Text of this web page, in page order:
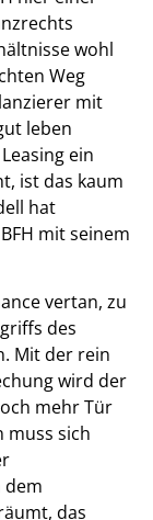
wohl
Weg
mit
leben
ein
ist das kaum
hat
mit seinem
vertan, zu
des
Mit der rein
wird der
mehr Tür
muss sich
dem
das